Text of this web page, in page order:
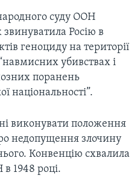
суду ООН
Росію в
геноциду на території
убивствах і
поранень
національності”.
виконувати положення
недопущення злочину
Конвенцію схвалила
1948 році.